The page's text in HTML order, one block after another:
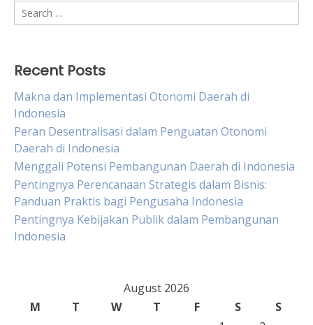
Search
for:
Recent Posts
Makna dan Implementasi Otonomi Daerah di
Indonesia
Peran Desentralisasi dalam Penguatan Otonomi
Daerah di Indonesia
Menggali Potensi Pembangunan Daerah di Indonesia
Pentingnya Perencanaan Strategis dalam Bisnis:
Panduan Praktis bagi Pengusaha Indonesia
Pentingnya Kebijakan Publik dalam Pembangunan
Indonesia
August 2026
M
T W T F S
S